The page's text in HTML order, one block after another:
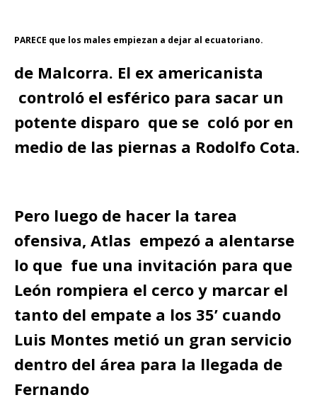
PARECE que los males empiezan a dejar al ecuatoriano.
de Malcorra. El ex americanista
controló el esférico para sacar un
potente disparo que se coló por en
medio de las piernas a Rodolfo Cota.
Pero luego de hacer la tarea
ofensiva, Atlas empezó a alentarse
lo que fue una invitación para que
León rompiera el cerco y marcar el
tanto del empate a los 35’ cuando
Luis Montes metió un gran servicio
dentro del área para la llegada de
Fernando